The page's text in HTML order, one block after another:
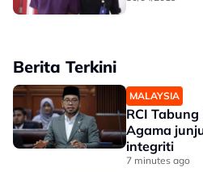
Berita Terkini
MALAYSIA
RCI
Agama
integriti
7 minutes ago